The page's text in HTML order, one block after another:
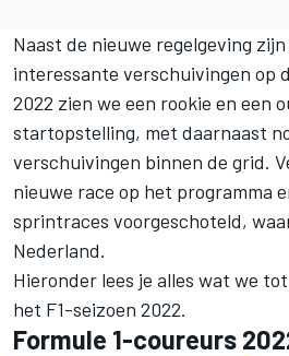
Naast de nieuwe regelgeving
interessante verschuivingen op
2022 zien we een rookie en een
startopstelling, met daarnaast
verschuivingen binnen de grid.
nieuwe race op het programma
sprintraces voorgeschoteld,
Nederland.
Hieronder lees je alles wat we
het F1-seizoen 2022.
Formule 1-coureurs